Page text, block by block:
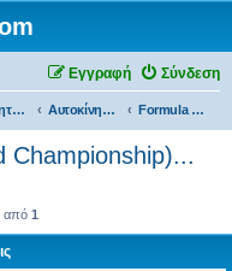
Σύνδεση
Εγγραφή
Μηχανοκίνητος αθλητισμός και μη... Αυτοκίνητα... Formula E (Formula E World Championship)...
Championship)...
από 1